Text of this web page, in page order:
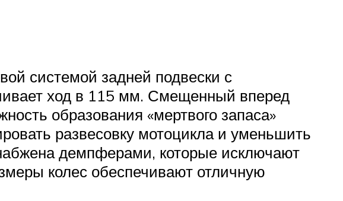
системой задней подвески с
ход в 115 мм. Смещенный вперед
образования «мертвого запаса»
развесовку мотоцикла и уменьшить
демпферами, которые исключают
колес обеспечивают отличную